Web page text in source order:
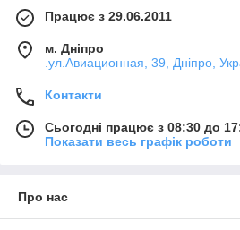
Працює з 29.06.2011
м. Дніпро
.ул.Авиационная, 39, Дніпро,
Контакти
Сьогодні працює з 08:30 до
Показати весь графік роботи
Про нас